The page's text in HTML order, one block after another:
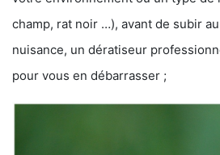
champ, rat noir …), avant de subir
nuisance, un dératiseur
pour vous en débarrasser ;